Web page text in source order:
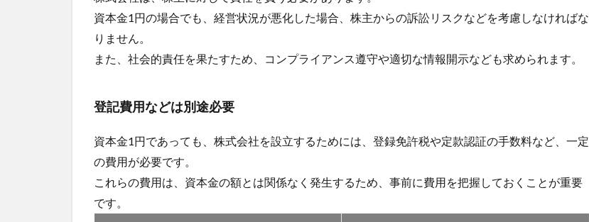
資本金1円の場合でも、経営状況が悪化した場合、株主からの訴訟リスクなどを考慮しなければな
りません。
また、社会的責任を果たすため、コンプライアンス遵守や適切な情報開示なども求められます。
登記費用などは別途必要
資本金1円であっても、株式会社を設立するためには、登録免許税や定款認証の手数料など、一定
の費用が必要です。
これらの費用は、資本金の額とは関係なく発生するため、事前に費用を把握しておくことが重要
です。